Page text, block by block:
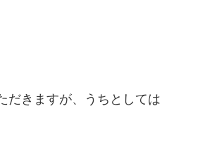
だきますが、うちとしては